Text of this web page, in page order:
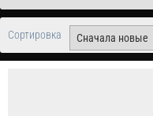
Сортировка